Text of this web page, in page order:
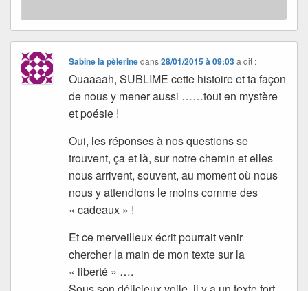
Sabine la pèlerinedans28/01/2015 à 09:03 a dit :
Ouaaaah, SUBLIME cette histoire et ta façon
de nous y mener aussi ……tout en mystère
et poésie !
Oui, les réponses à nos questions se
trouvent, ça et là, sur notre chemin et elles
nous arrivent, souvent, au moment où nous
nous y attendions le moins comme des
« cadeaux » !
Et ce merveilleux écrit pourrait venir
chercher la main de mon texte sur la
« liberté » ….